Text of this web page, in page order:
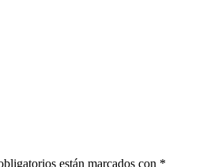
están marcados con *